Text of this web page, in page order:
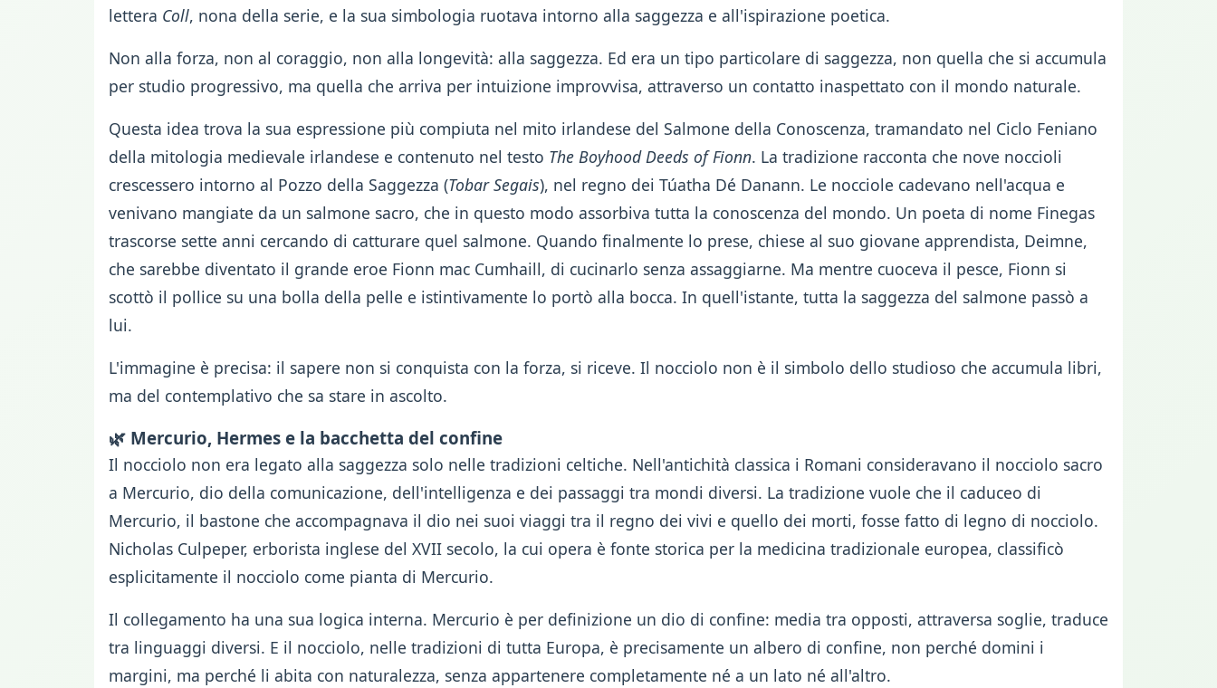
lettera Coll, nona della serie, e la sua simbologia ruotava intorno alla saggezza e all'ispirazione poetica.
Non alla forza, non al coraggio, non alla longevità: alla saggezza. Ed era un tipo particolare di saggezza, non quella che si accumula
per studio progressivo, ma quella che arriva per intuizione improvvisa, attraverso un contatto inaspettato con il mondo naturale.
Questa idea trova la sua espressione più compiuta nel mito irlandese del Salmone della Conoscenza, tramandato nel Ciclo Feniano
della mitologia medievale irlandese e contenuto nel testo The Boyhood Deeds of Fionn. La tradizione racconta che nove noccioli
crescessero intorno al Pozzo della Saggezza (Tobar Segais), nel regno dei Túatha Dé Danann. Le nocciole cadevano nell'acqua e
venivano mangiate da un salmone sacro, che in questo modo assorbiva tutta la conoscenza del mondo. Un poeta di nome Finegas
trascorse sette anni cercando di catturare quel salmone. Quando finalmente lo prese, chiese al suo giovane apprendista, Deimne,
che sarebbe diventato il grande eroe Fionn mac Cumhaill, di cucinarlo senza assaggiarne. Ma mentre cuoceva il pesce, Fionn si
scottò il pollice su una bolla della pelle e istintivamente lo portò alla bocca. In quell'istante, tutta la saggezza del salmone passò a
lui.
L'immagine è precisa: il sapere non si conquista con la forza, si riceve. Il nocciolo non è il simbolo dello studioso che accumula libri,
ma del contemplativo che sa stare in ascolto.
🌿 Mercurio, Hermes e la bacchetta del confine
Il nocciolo non era legato alla saggezza solo nelle tradizioni celtiche. Nell'antichità classica i Romani consideravano il nocciolo sacro
a Mercurio, dio della comunicazione, dell'intelligenza e dei passaggi tra mondi diversi. La tradizione vuole che il caduceo di
Mercurio, il bastone che accompagnava il dio nei suoi viaggi tra il regno dei vivi e quello dei morti, fosse fatto di legno di nocciolo.
Nicholas Culpeper, erborista inglese del XVII secolo, la cui opera è fonte storica per la medicina tradizionale europea, classificò
esplicitamente il nocciolo come pianta di Mercurio.
Il collegamento ha una sua logica interna. Mercurio è per definizione un dio di confine: media tra opposti, attraversa soglie, traduce
tra linguaggi diversi. E il nocciolo, nelle tradizioni di tutta Europa, è precisamente un albero di confine, non perché domini i
margini, ma perché li abita con naturalezza, senza appartenere completamente né a un lato né all'altro.